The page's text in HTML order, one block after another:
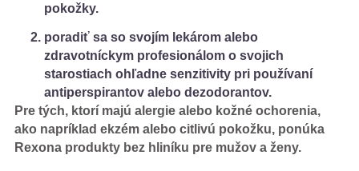
pokožky.
poradiť sa so svojím lekárom alebo
zdravotníckym profesionálom o svojich
starostiach ohľadne senzitivity pri používaní
antiperspirantov alebo dezodorantov.
Pre tých, ktorí majú alergie alebo kožné ochorenia,
ako napríklad ekzém alebo citlivú pokožku, ponúka
Rexona produkty bez hliníku pre mužov a ženy.